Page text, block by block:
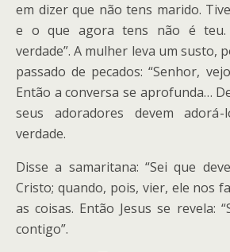
em dizer que não tens marido.
e o que agora tens não é teu.
verdade”. A mulher leva um susto,
passado de pecados: “Senhor,
Então a conversa se aprofunda…
seus adoradores devem
verdade.
Disse a samaritana: “Sei que
Cristo; quando, pois, vier, ele nos
as coisas. Então Jesus se revela:
contigo”.